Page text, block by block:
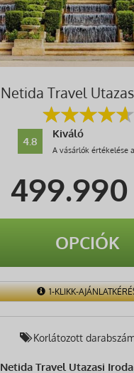
Netida Travel
4.8
Kiváló
A vásárlók értékelése
499.990
OPCIÓK
1-KLIKK-
Korlátozott
Netida Travel Utazasi